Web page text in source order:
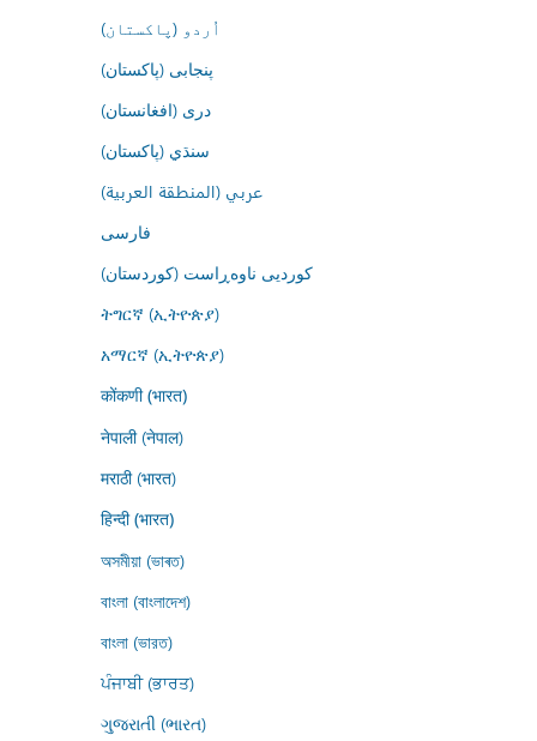
اُردو (پاکستان)
پنجابی (پاکستان)
درى (افغانستان)
سنڌي (پاکستان)
عربي (المنطقة العربية)
فارسى
کوردیی ناوەڕاست (کوردستان)
ትግርኛ (ኢትዮጵያ)
አማርኛ (ኢትዮጵያ)
कोंकणी (भारत)
नेपाली (नेपाल)
मराठी (भारत)
हिन्दी (भारत)
অসমীয়া (ভাৰত)
বাংলা (বাংলাদেশ)
বাংলা (ভারত)
ਪੰਜਾਬੀ (ਭਾਰਤ)
ગુજરાતી (ભારત)